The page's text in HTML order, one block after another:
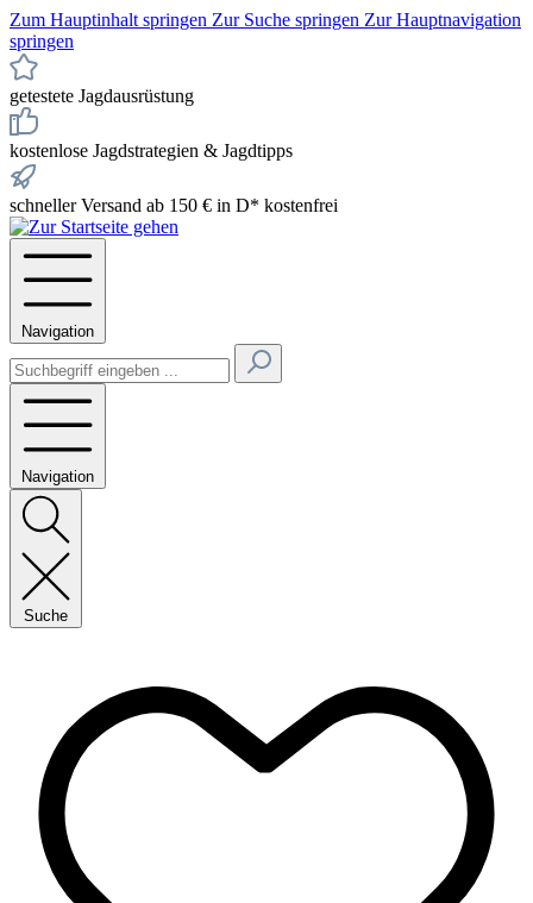
Zum Hauptinhalt springen Zur Suche springen Zur Hauptnavigation
springen
getestete Jagdausrüstung
kostenlose Jagdstrategien & Jagdtipps
schneller Versand ab 150 € in D* kostenfrei
Navigation
Navigation
Suche